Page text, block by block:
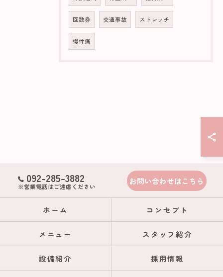
回数券 交通事故 ストレッチ
慢性痛
092-285-3882
※営業電話はご遠慮ください
お問い合わせはこちら
ホーム コンセプト
メニュー スタッフ紹介
設備紹介 採用情報